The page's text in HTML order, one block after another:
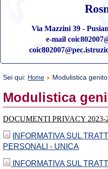
Via Mazzini 39 -
e-mail
Sei qui: Home Modulistica
Modulistica
DOCUMENTI PRIVACY 2023-
INFORMATIVA SUL
PERSONALI - UNICA
INFORMATIVA SUL